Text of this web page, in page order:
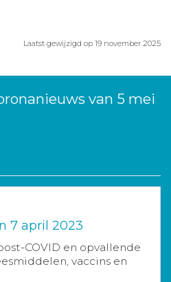
Laatst gewijzigd op 19 november 2025
van 5 mei
7 april 2023
COVID en opvallende
vaccins en